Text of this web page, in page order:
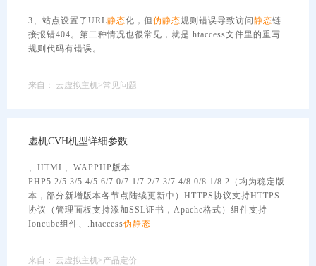
3、站点设置了URL静态化，但伪静态规则错误导致访问 静态链
接报错404。第二种情况也很常见，就是.htaccess文件里的重写
规则代码有错误。
来自： 云虚拟主机>常见问题
虚机CVH机型详细参数
、HTML、WAPPHP版本
PHP5.2/5.3/5.4/5.6/7.0/7.1/7.2/7.3/7.4/8.0/8.1/8.2（均为稳定版
本，部分新增版本各节点陆续更新中）HTTPS协议支持HTTPS
协议（管理面板支持添加SSL证书，Apache格式）组件支持
Ioncube组件、.htaccess伪静态
来自： 云虚拟主机>产品定价